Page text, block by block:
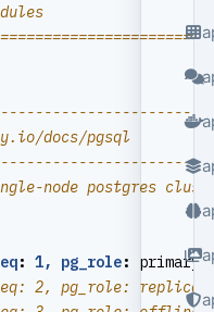
docs/pgsql
node postgres
: 1, pg_role:
primary
2, pg_role: